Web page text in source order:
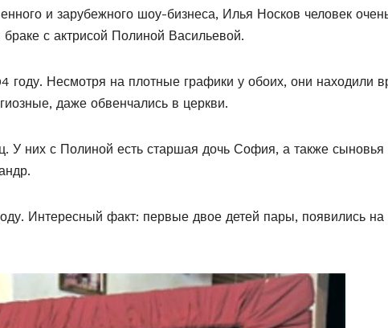
и зарубежного шоу-бизнеса, Илья Носков человек
с актрисой Полиной Васильевой.
Несмотря на плотные графики у обоих, они находили
даже обвенчались в церкви.
У них с Полиной есть старшая дочь София, а также сыновья
Интересный факт: первые двое детей пары, появились на